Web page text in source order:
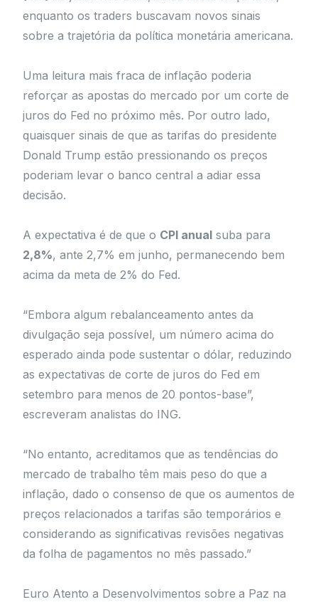
enquanto os traders buscavam novos sinais
sobre a trajetória da política monetária americana.
Uma leitura mais fraca de inflação poderia
reforçar as apostas do mercado por um corte de
juros do Fed no próximo mês. Por outro lado,
quaisquer sinais de que as tarifas do presidente
Donald Trump estão pressionando os preços
poderiam levar o banco central a adiar essa
decisão.
A expectativa é de que o CPI anual suba para
2,8%, ante 2,7% em junho, permanecendo bem
acima da meta de 2% do Fed.
“Embora algum rebalanceamento antes da
divulgação seja possível, um número acima do
esperado ainda pode sustentar o dólar, reduzindo
as expectativas de corte de juros do Fed em
setembro para menos de 20 pontos-base”,
escreveram analistas do ING.
“No entanto, acreditamos que as tendências do
mercado de trabalho têm mais peso do que a
inflação, dado o consenso de que os aumentos de
preços relacionados a tarifas são temporários e
considerando as significativas revisões negativas
da folha de pagamentos no mês passado.”
Euro Atento a Desenvolvimentos sobre a Paz na